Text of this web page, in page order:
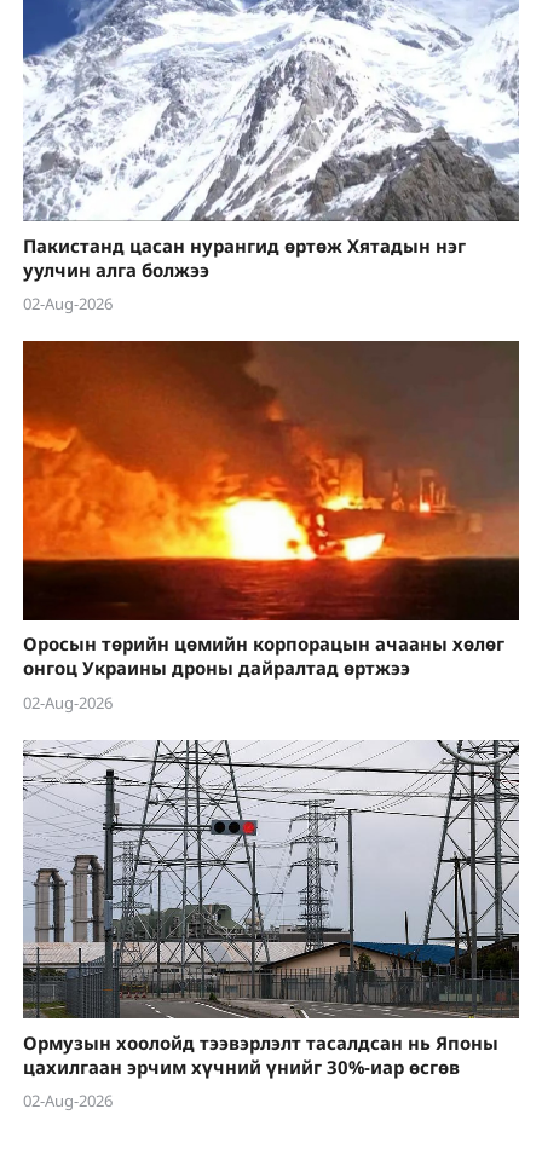
Пакистанд цасан нурангид өртөж Хятадын нэг
уулчин алга болжээ
02-Aug-2026
Оросын төрийн цөмийн корпорацын ачааны хөлөг
онгоц Украины дроны дайралтад өртжээ
02-Aug-2026
Ормузын хоолойд тээвэрлэлт тасалдсан нь Японы
цахилгаан эрчим хүчний үнийг 30%-иар өсгөв
02-Aug-2026